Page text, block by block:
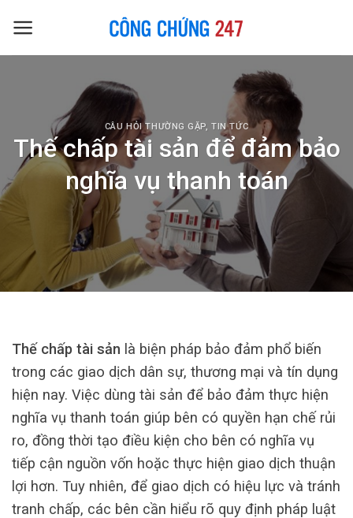
CÂU HỎI THƯỜNG GẶP,TIN TỨC
Thế chấp tài sản để đảm bảo
nghĩa vụ thanh toán
Thế chấp tài sản là biện pháp bảo đảm phổ biến
trong các giao dịch dân sự, thương mại và tín dụng
hiện nay. Việc dùng tài sản để bảo đảm thực hiện
nghĩa vụ thanh toán giúp bên có quyền hạn chế rủi
ro, đồng thời tạo điều kiện cho bên có nghĩa vụ
tiếp cận nguồn vốn hoặc thực hiện giao dịch thuận
lợi hơn. Tuy nhiên, để giao dịch có hiệu lực và tránh
tranh chấp, các bên cần hiểu rõ quy định pháp luật